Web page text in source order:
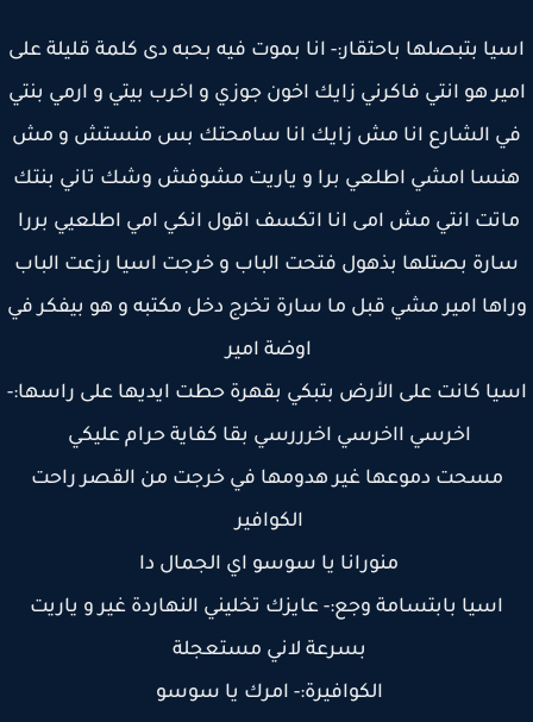
بتبصلها باحتقار:- انا بموت فيه بحبه دى كلمة قليلة على
هو انتي فاكرني زايك اخون جوزي و اخرب بيتي و ارمي بنتي
الشارع انا مش زايك انا سامحتك بس منستش و مش
امشي اطلعي برا و ياريت مشوفش وشك تاني بنتك
انتي مش امى انا اتكسف اقول انكي امي اطلعيي بررا
بصتلها بذهول فتحت الباب و خرجت اسيا رزعت الباب
امير مشي قبل ما سارة تخرج دخل مكتبه و هو بيفكر في
اوضة امير
كانت على الأرض بتبكي بقهرة حطت ايديها على راسها:-
اخرسي ااخرسي اخرررسي بقا كفاية حرام عليكي
مسحت دموعها غير هدومها في خرجت من القصر راحت
الكوافير
منورانا يا سوسو اي الجمال دا
اسيا بابتسامة وجع:- عايزك تخليني النهاردة غير و ياريت
بسرعة لاني مستعجلة
الكوافيرة:- امرك يا سوسو